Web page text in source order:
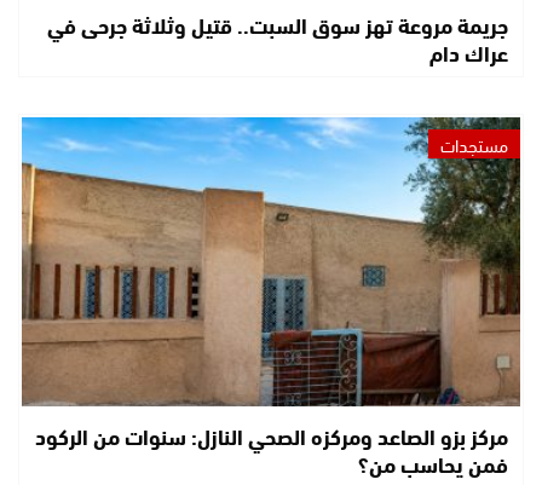
جريمة مروعة تهز سوق السبت.. قتيل وثلاثة جرحى في
عراك دام
مستجدات
مركز بزو الصاعد ومركزه الصحي النازل: سنوات من الركود
فمن يحاسب من؟